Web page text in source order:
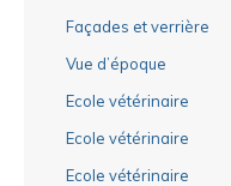
Façades et verrière
Vue d’époque
Ecole vétérinaire
Ecole vétérinaire
Ecole vétérinaire